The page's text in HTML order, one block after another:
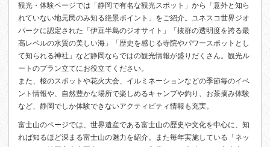
観光・体験ページでは「静岡で有名な観光スポット」から「意外と知ら
れていない地元民のみ知る絶景ポイント」をご紹介。ユネスコ世界ジオ
パークに認定された「伊豆半島のジオサイト」「抜群の透明度を誇る最
高レベルの水質の美しい海」「歴史を感じる寺院やパワースポットとし
て知られる神社」など静岡ならではの観光情報が盛りだくさん。観光ル
ートのプラン立てにお役立てください。
また、桜のスポットや花火大会、イルミネーションなどの季節毎のイベ
ント情報や、自然豊かな場所で楽しめるキャンプや釣り、お茶摘み体験
など、静岡でしか体験できないアクティビティ情報も充実。
富士山のページでは、世界遺産である富士山の歴史や文化を中心に、知
れば知るほど深まる富士山の魅力を紹介。また毎年実施している「ネッ